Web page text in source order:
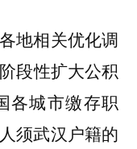
地相关优化调
阶段性扩大公积
各城市缴存职
须武汉户籍的